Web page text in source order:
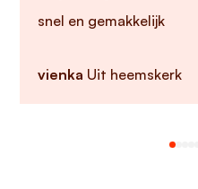
snel en gemakkelijk
vienka Uit heemskerk